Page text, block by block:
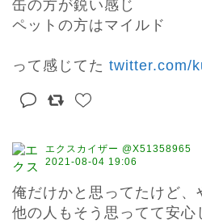
缶の方が鋭い感じ
ペットの方はマイルド
って感じてた twitter.com/
エクスカイザー @X51358965
2021-08-04 19:06
俺だけかと思ってたけど、
他の人もそう思ってて安心